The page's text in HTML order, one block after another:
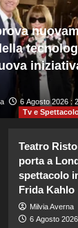
6 Agosto 2026 :
6 Agosto 2026 :
Tv e
Teatro
porta a
spettacolo
Frida Kahlo
Milvia Averna
6 Agosto